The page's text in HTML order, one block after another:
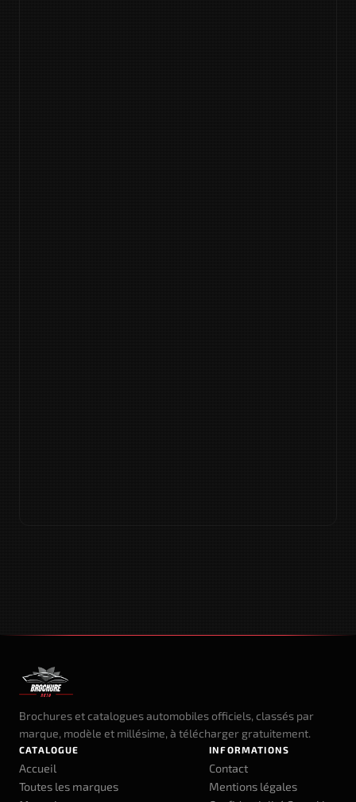
Brochures et catalogues automobiles officiels, classés par
marque, modèle et millésime, à télécharger gratuitement.
CATALOGUE
Accueil
Toutes les marques
INFORMATIONS
Contact
Mentions légales